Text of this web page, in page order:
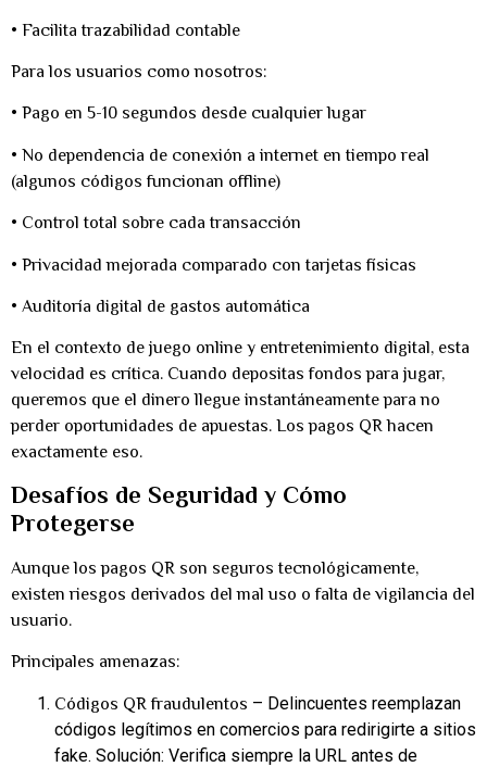
• Facilita trazabilidad contable
Para los usuarios como nosotros:
• Pago en 5-10 segundos desde cualquier lugar
• No dependencia de conexión a internet en tiempo real
(algunos códigos funcionan offline)
• Control total sobre cada transacción
• Privacidad mejorada comparado con tarjetas físicas
• Auditoría digital de gastos automática
En el contexto de juego online y entretenimiento digital, esta
velocidad es crítica. Cuando depositas fondos para jugar,
queremos que el dinero llegue instantáneamente para no
perder oportunidades de apuestas. Los pagos QR hacen
exactamente eso.
Desafíos de Seguridad y Cómo
Protegerse
Aunque los pagos QR son seguros tecnológicamente,
existen riesgos derivados del mal uso o falta de vigilancia del
usuario.
Principales amenazas:
Códigos QR fraudulentos – Delincuentes reemplazan
códigos legítimos en comercios para redirigirte a sitios
fake. Solución: Verifica siempre la URL antes de